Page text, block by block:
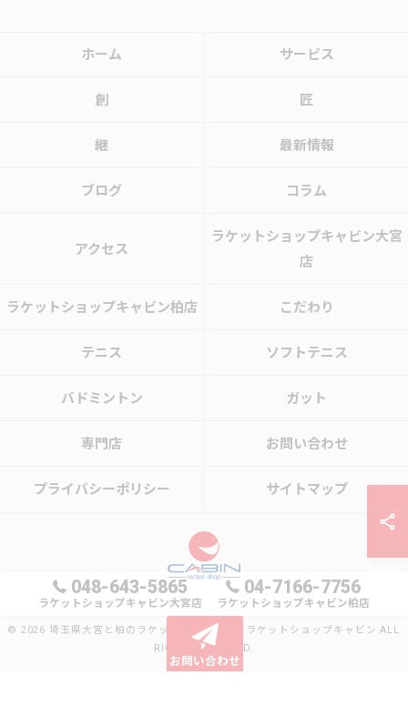
048-643-5865
ラケットショップキャビン大宮店
04-7166-7756
ラケットショップキャビン柏店
お問い合わせ
ホーム サービス
創 匠
継 最新情報
ブログ コラム
アクセス
ラケットショップキャビン大宮
店
ラケットショップキャビン柏店 こだわり
テニス ソフトテニス
バドミントン ガット
専門店 お問い合わせ
プライバシーポリシー サイトマップ
© 2026 埼玉県大宮と柏のラケットショップならラケットショップキャビン ALL
RIGHTS RESERVED.